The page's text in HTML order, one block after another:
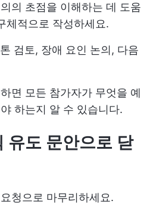
의 초점을 이해하는 데 도움
체적으로 작성하세요.
검토, 장애 요인 논의, 다음
면 모든 참가자가 무엇을 예
하는지 알 수 있습니다.
유도 문안으로 닫
청으로 마무리하세요.